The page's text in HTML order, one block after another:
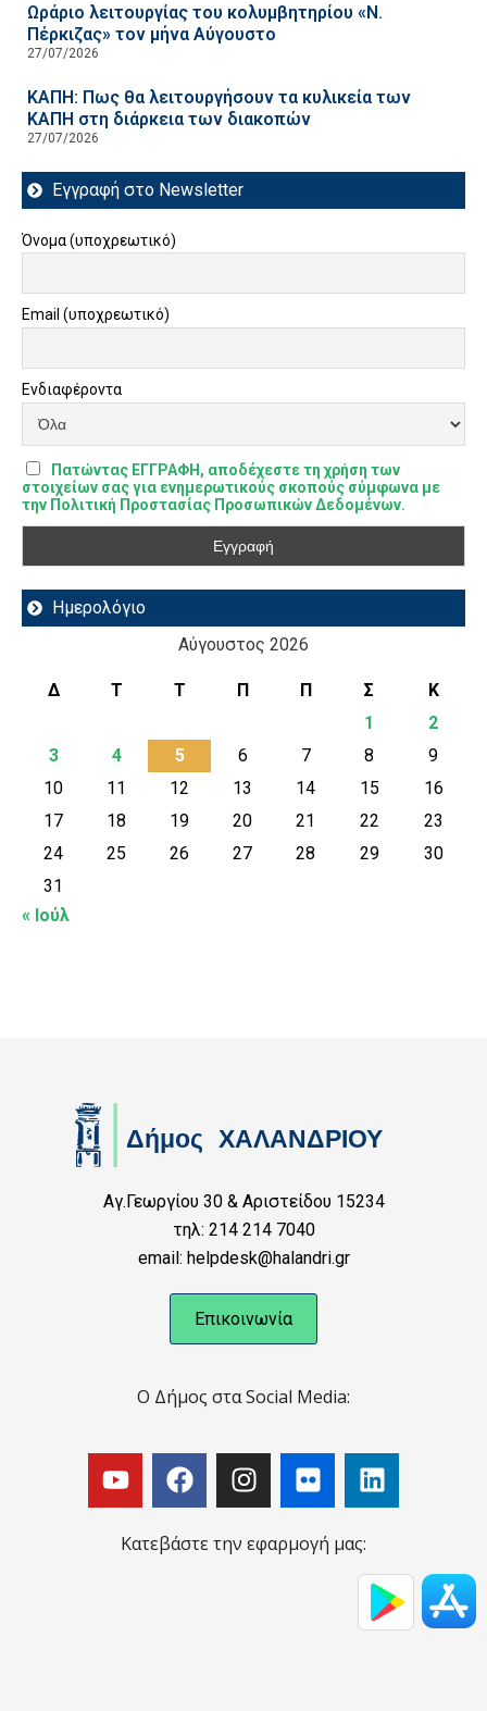
Ωράριο λειτουργίας του κολυμβητηρίου «Ν.
Πέρκιζας» τον μήνα Αύγουστο
27/07/2026
ΚΑΠΗ: Πως θα λειτουργήσουν τα κυλικεία των
ΚΑΠΗ στη διάρκεια των διακοπών
27/07/2026
Εγγραφή στο Newsletter
Όνομα (υποχρεωτικό)
Email (υποχρεωτικό)
Ενδιαφέροντα
Πατώντας ΕΓΓΡΑΦΗ, αποδέχεστε τη χρήση των
στοιχείων σας για ενημερωτικούς σκοπούς σύμφωνα με
την Πολιτική Προστασίας Προσωπικών Δεδομένων.
Ημερολόγιο
Αύγουστος 2026
Δ Τ Τ Π Π Σ
Κ
1
2
3
4 5 6 7 8
9
10
11 12 13 14 15
16
17
18 19 20 21 22
23
24
25 26 27 28 29
30
31
« Ιούλ
Αγ.Γεωργίου 30 & Αριστείδου 15234
τηλ: 214 214 7040
email: helpdesk@halandri.gr
Επικοινωνία
Ο Δήμος στα Social Media:
Κατεβάστε την εφαρμογή μας: